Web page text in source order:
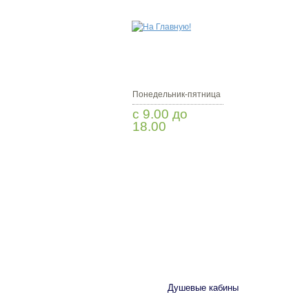
Понедельник-пятница
с 9.00 до
18.00
Душевые кабины